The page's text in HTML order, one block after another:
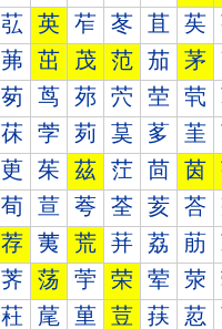
苰 英 苲 苳 苴 苵
茀 茁 茂 范 茄 茅
茐 茑 茒 茓 茔 茕
茠 茡 茢 茣 茤 茥
茰 茱 茲 茳 茴 茵
荀 荁 荂 荃 荄 荅
荐 荑 荒 荓 荔 荕
荠 荡 荢 荣 荤 荥
荰 荱 荲 荳 荴 荵